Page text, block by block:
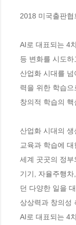
2018 미국출판
AI로 대표되는 4
등 변화를 시도
산업화 시대를
력을 위한 학습
창의적 학습의
산업화 시대의
교육과 학습에
세계 곳곳의 정부
기기, 자율주행
던 다양한 일을
상상력과 창의성
AI로 대표되는 4